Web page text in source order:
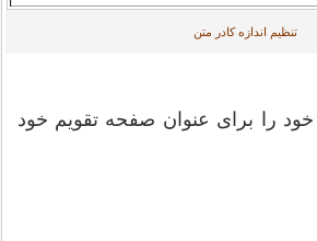
تنظیم اندازه کادر متن
خود را برای عنوان صفحه تقویم خود